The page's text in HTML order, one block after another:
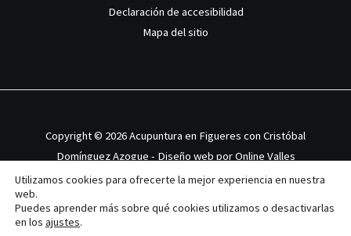
Declaración de accesibilidad
Mapa del sitio
Copyright © 2026 Acupuntura en Figueres con Cristóbal
Domínguez Azogue - Diseño web porOnline Valles
Utilizamos cookies para ofrecerte la mejor experiencia en nuestra
web.
Puedes aprender más sobre qué cookies utilizamos o desactivarlas
en los ajustes.